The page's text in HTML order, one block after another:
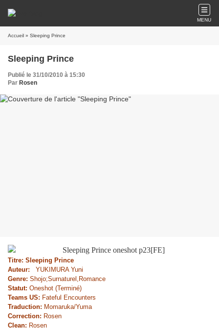
MENU
Accueil » Sleeping Prince
Sleeping Prince
Publié le 31/10/2010 à 15:30
Par Rosen
Titre: Sleeping Prince
Auteur:
YUKIMURA Yuni
Genre: Shojo;Surnaturel,Romance
Statut: Oneshot (Terminé)
Teams US: Fateful Encounters
Traduction: Momaruka/Yuma
Correction: Rosen
Clean: Rosen